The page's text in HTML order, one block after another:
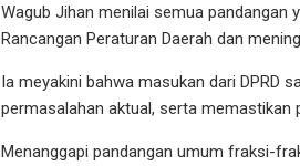
Wagub Jihan menilai semua pandangan
Rancangan Peraturan Daerah dan
Ia meyakini bahwa masukan dari DPRD
permasalahan aktual, serta memastikan
Menanggapi pandangan umum fraksi-